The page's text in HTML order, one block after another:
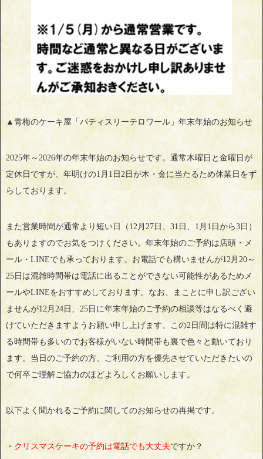
▲青梅のケーキ屋「パティスリーテロワール」年末年始のお知らせ
2025年～2026年の年末年始のお知らせです。通常木曜日と金曜日が
定休日ですが、年明けの1月1日2日が木・金に当たるため休業日をず
らしております。
また営業時間が通常より短い日（12月27日、31日、1月1日から3日）
もありますのでお気をつけください。年末年始のご予約は店頭・メ
ール・LINEでも承っております。お電話でも構いませんが12月20～
25日は混雑時間帯は電話に出ることができない可能性があるためメ
ールやLINEをおすすめしております。なお、まことに申し訳ござい
ませんが12月24日、25日に年末年始のご予約の相談等はなるべく避
けていただきますようお願い申し上げます。この2日間は特に混雑す
る時間帯も多いのでお客様がいない時間帯も裏で色々と動いており
ます。当日のご予約の方、ご利用の方を優先させていただきたいの
で何卒ご理解ご協力のほどよろしくお願いします。
以下よく聞かれるご予約に関してのお知らせの再掲です。
・ クリスマスケーキの予約は電話でも大丈夫ですか？